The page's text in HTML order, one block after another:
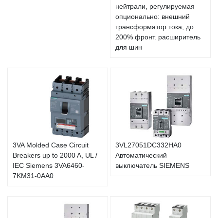
нейтрали, регулируемая
опционально: внешний
трансформатор тока; до
200% фронт. расширитель
для шин
3VA Molded Case Circuit
Breakers up to 2000 A, UL /
IEC Siemens 3VA6460-
7KM31-0AA0
3VL27051DC332HA0
Автоматический
выключатель SIEMENS